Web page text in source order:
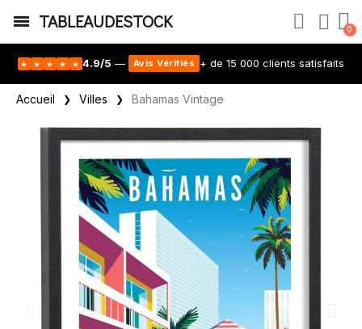
TABLEAUDESTOCK
★ ★ ★ ★ ★ 4.9/5 — Avis Vérifiés + de 15 000 clients satisfaits
Accueil Villes Bahamas Vintage